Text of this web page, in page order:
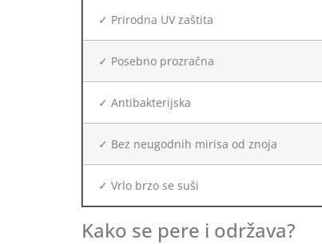
✓ Prirodna UV zaštita
✓ Posebno prozračna
✓ Antibakterijska
✓ Bez neugodnih mirisa od znoja
✓ Vrlo brzo se suši
Kako se pere i održava?